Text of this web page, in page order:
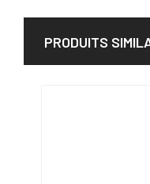
PRODUITS